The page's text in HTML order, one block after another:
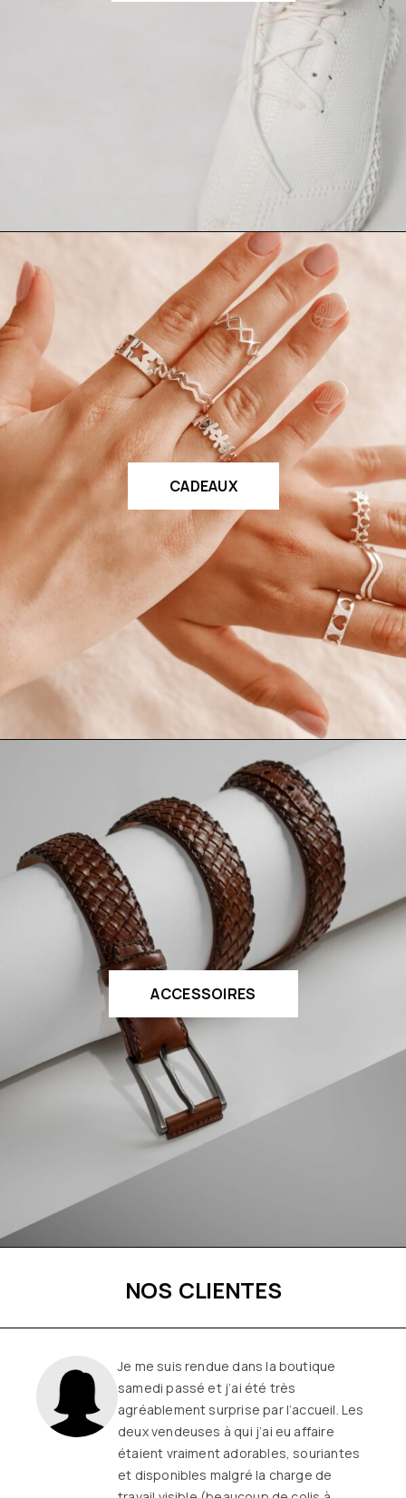
CADEAUX
ACCESSOIRES
NOS CLIENTES
Une boutique familiale, à l’écoute et
remplie de joie de vivre
Les
vêtements sont de qualité, tendances
et originaux pour différentes
morphologies
et ça fait très
longtemps que j’y vais (depuis le début